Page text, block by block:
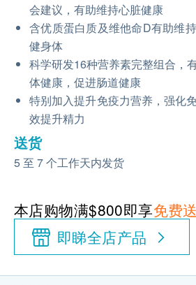
会建议，有助维持心脏健康
含优质蛋白质及维他命D有助维
健身体
科学研发16种营养素完整组合，
体健康，促进肠道健康
特别加入提升免疫力营养，强化
效提升精力
送货
5 至 7 个工作天内发货
本店购物满$800即享免费
即睇全店产品